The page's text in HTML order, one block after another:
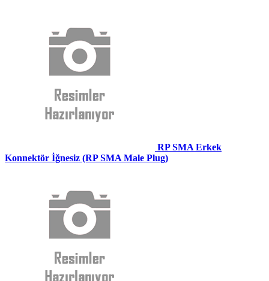
RP SMA Erkek
Konnektör İğnesiz (RP SMA Male Plug)